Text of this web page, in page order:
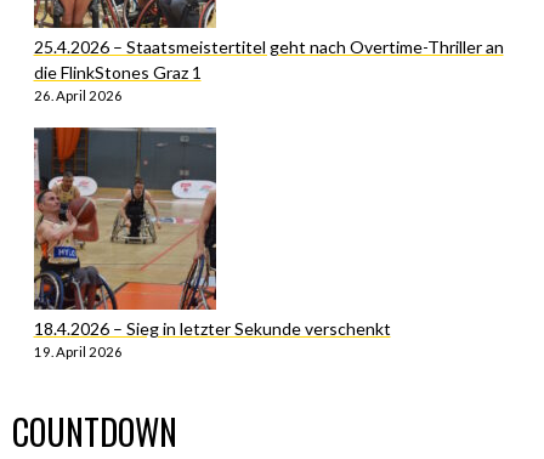
25.4.2026 – Staatsmeistertitel geht nach Overtime-Thriller an
die FlinkStones Graz 1
26. April 2026
18.4.2026 – Sieg in letzter Sekunde verschenkt
19. April 2026
COUNTDOWN